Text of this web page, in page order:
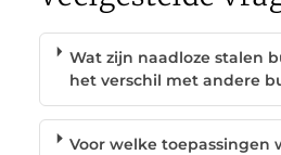
Wat zijn naadloze stalen
het verschil met andere
Voor welke toepassingen